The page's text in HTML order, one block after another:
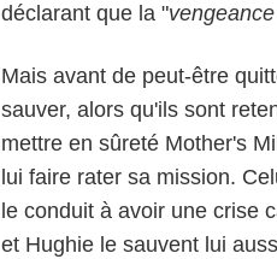
déclarant que la "
Mais avant de peut-être
sauver, alors qu'ils sont
mettre en sûreté Mother's
lui faire rater sa mission.
le conduit à avoir une crise
et Hughie le sauvent lui